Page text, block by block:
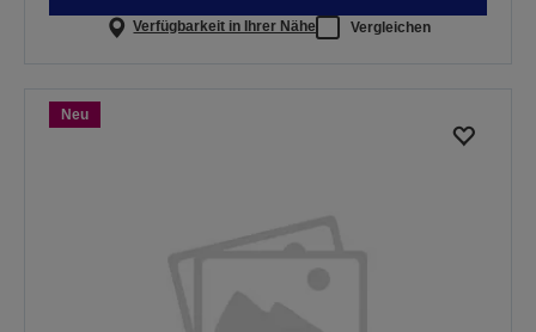
Verfügbarkeit in Ihrer Nähe Vergleichen
Neu